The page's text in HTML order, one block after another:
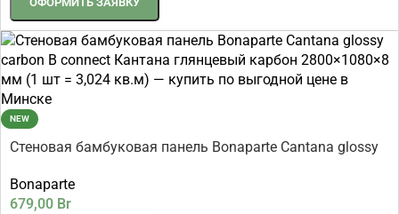
NEW
Стеновая бамбуковая панель Bonaparte Cantana glossy
2800×1080×8 мм (1 шт = 3,024 кв.м)
Bonaparte
679,00 Br